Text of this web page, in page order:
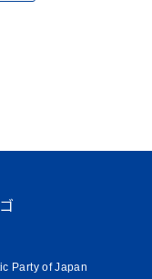
Party of Japan